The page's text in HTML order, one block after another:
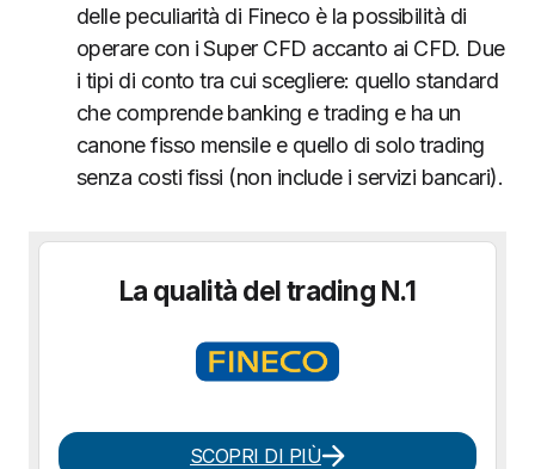
delle peculiarità di Fineco è la possibilità di
operare con i Super CFD accanto ai CFD. Due
i tipi di conto tra cui scegliere: quello standard
che comprende banking e trading e ha un
canone fisso mensile e quello di solo trading
senza costi fissi (non include i servizi bancari).
La qualità del trading N.1
SCOPRI DI PIÙ